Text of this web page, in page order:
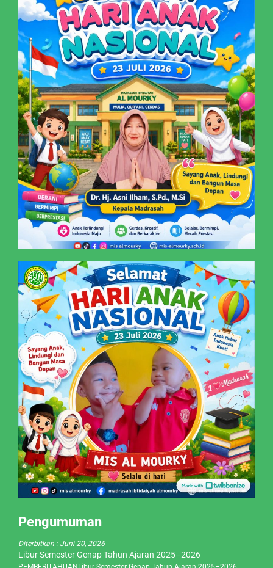
Pengumuman
Diterbitkan :Juni 20, 2026
Libur Semester Genap Tahun Ajaran 2025–2026